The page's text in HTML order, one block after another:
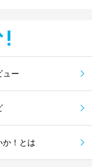
ュー
か！とは